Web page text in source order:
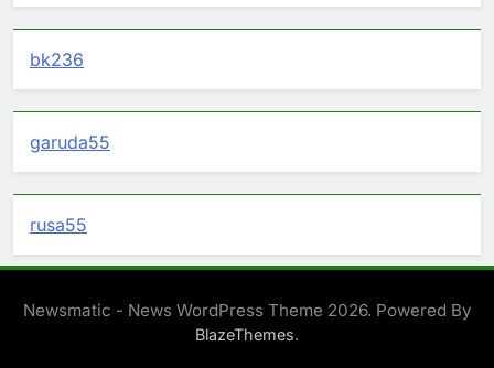
bk236
garuda55
rusa55
Newsmatic - News WordPress Theme 2026. Powered By
BlazeThemes.